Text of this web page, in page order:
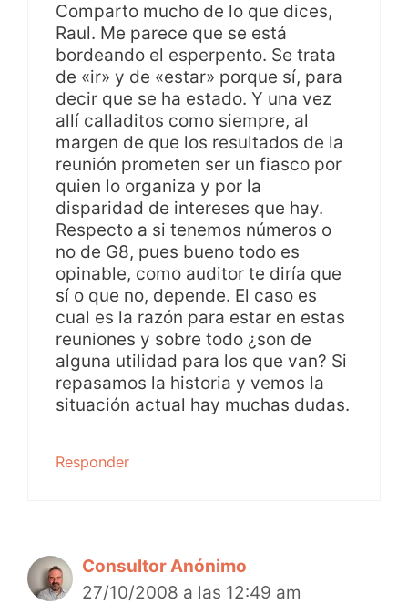
Comparto mucho de lo que dices,
Raul. Me parece que se está
bordeando el esperpento. Se trata
de «ir» y de «estar» porque sí, para
decir que se ha estado. Y una vez
allí calladitos como siempre, al
margen de que los resultados de la
reunión prometen ser un fiasco por
quien lo organiza y por la
disparidad de intereses que hay.
Respecto a si tenemos números o
no de G8, pues bueno todo es
opinable, como auditor te diría que
sí o que no, depende. El caso es
cual es la razón para estar en estas
reuniones y sobre todo ¿son de
alguna utilidad para los que van? Si
repasamos la historia y vemos la
situación actual hay muchas dudas.
Responder
Consultor Anónimo
27/10/2008 a las 12:49 am